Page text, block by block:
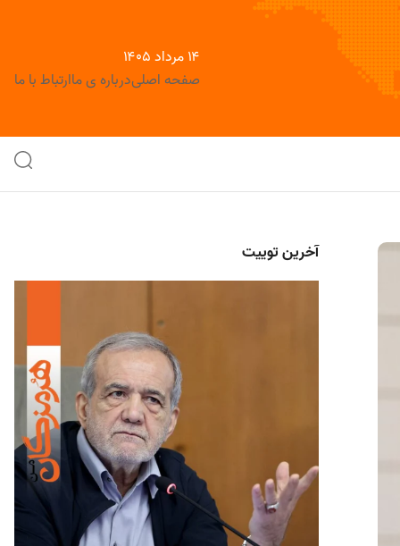
۱۴ مرداد ۱۴۰۵
صفحه اصلیدرباره ی ماارتباط با ما
آخرین توییت